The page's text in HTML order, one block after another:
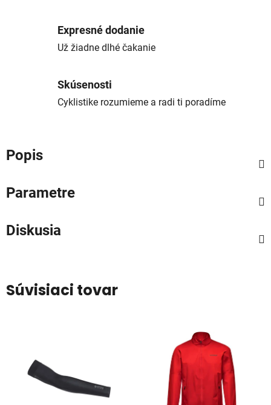
Expresné dodanie
Už žiadne dlhé čakanie
Skúsenosti
Cyklistike rozumieme a radi ti poradíme
Popis
Parametre
Diskusia
Súvisiaci tovar